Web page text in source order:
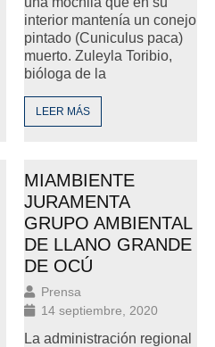
interior mantenía un conejo
pintado (Cuniculus paca)
muerto. Zuleyla Toribio,
bióloga de la
LEER MÁS
MIAMBIENTE
JURAMENTA
GRUPO AMBIENTAL
DE LLANO GRANDE
DE OCÚ
Prensa
14 septiembre, 2020
La administración regional